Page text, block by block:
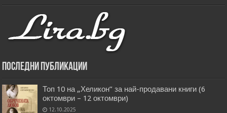
Последни публикации
Топ 10 на „Хеликон” за най-продавани книги (6
октомври – 12 октомври)
12.10.2025